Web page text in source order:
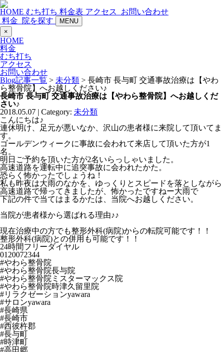
HOME むち打ち 料金表 アクセス
お問い合わせ
料金
院を探す
MENU
×
HOME
料金
むち打ち
アクセス
お問い合わせ
Blog記事一覧 > 未分類 > 長崎市 長与町 交通事故治療は【やわ
ら整骨院】へお越しください♪
長崎市 長与町 交通事故治療は【やわら整骨院】へお越しくだ
さい♪
2018.05.07 | Category: 未分類
こんにちは♪
連休明け、足元が悪いなか、沢山の患者様に来院して頂いてま
す。
ゴールデンウィークに事故に会われて来店して頂いた方が1
名。
明日ご予約を頂いた方が2名いらっしゃいました。
高速道路を運転中に追突事故に会われたかた。
恐らく怖かったでしょうね！
私も昨夜は大雨のなかを、ゆっくりとスピードを落としながら
高速道路で帰ってきましたが、怖かったですねー大雨で
下記の件で当てはまるかたは、当院へお越しください。
当院が患者様から選ばれる理由♪♪
現在治療中の方でも整形外科(病院)からの転院可能です！！
整形外科(病院)との併用も可能です！！
24時間フリーダイヤル
0120072344
#やわら整骨院
#やわら整骨院長与院
#やわら整骨院ミスターマックス院
#やわら整骨院時津久留里院
#リラクゼーションyawara
#サロンyawara
#長崎県
#長崎市
#西彼杵郡
#長与町
#時津町
#高田郷